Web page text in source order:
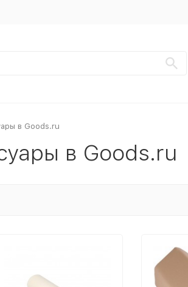
в Goods.ru
в Goods.ru